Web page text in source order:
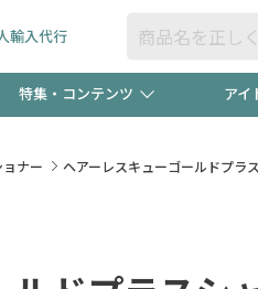
輸入代行
特集・コンテンツ
得なクーポン"3種類"出現中！今
アイ
ナー ヘアーレスキューゴールドプラ